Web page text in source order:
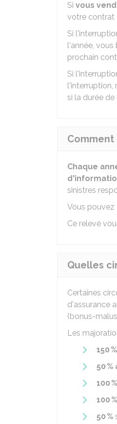
Si vous
votre contrat
Si
l'année,
prochain
Si
l'interruption,
si la durée
Chaque
sinistres
Vous pouvez
Ce relevé
Quelles
Certaines
d'assurance
(bonus-
Les
150 %
50 %
100 %
100 %
50 %